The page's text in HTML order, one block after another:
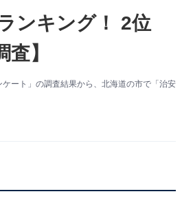
ンキング！ 2位
】
ート」の調査結果から、北海道の市で「治安